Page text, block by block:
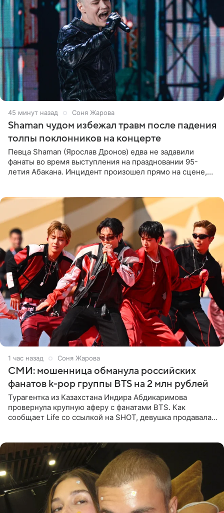
45 минут назад Соня Жарова
Shaman чудом избежал травм после падения
толпы поклонников на концерте
Певца Shaman (Ярослав Дронов) едва не задавили
фанаты во время выступления на праздновании 95-
летия Абакана. Инцидент произошел прямо на сцене,
1 час назад Соня Жарова
СМИ: мошенница обманула российских
фанатов k-pop группы BTS на 2 млн рублей
Турагентка из Казахстана Индира Абдикаримова
провернула крупную аферу с фанатами BTS. Как
сообщает Life со ссылкой на SHOT, девушка продавала